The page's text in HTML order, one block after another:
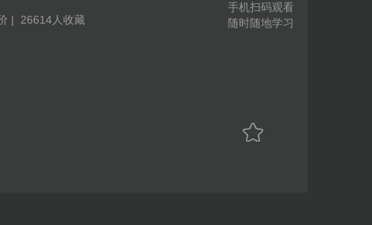
手机扫码观看
随时随地学习
| 26614人收藏